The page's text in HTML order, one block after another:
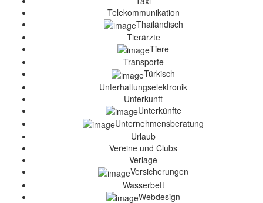
Telekommunikation
Thailändisch
Tierärzte
Tiere
Transporte
Türkisch
Unterhaltungselektronik
Unterkunft
Unterkünfte
Unternehmensberatung
Urlaub
Vereine und Clubs
Verlage
Versicherungen
Wasserbett
Webdesign